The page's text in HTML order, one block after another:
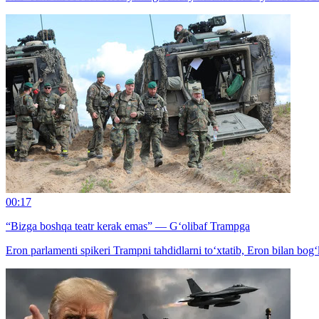
00:17
“Bizga boshqa teatr kerak emas” — G‘olibaf Trampga
Eron parlamenti spikeri Trampni tahdidlarni to‘xtatib, Eron bilan